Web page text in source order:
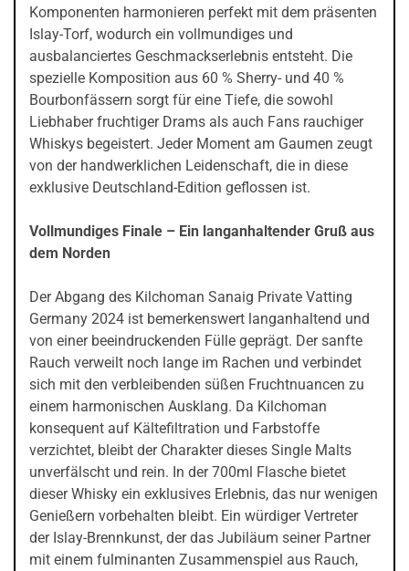
Komponenten harmonieren perfekt mit dem präsenten
Islay-Torf, wodurch ein vollmundiges und
ausbalanciertes Geschmackserlebnis entsteht. Die
spezielle Komposition aus 60 % Sherry- und 40 %
Bourbonfässern sorgt für eine Tiefe, die sowohl
Liebhaber fruchtiger Drams als auch Fans rauchiger
Whiskys begeistert. Jeder Moment am Gaumen zeugt
von der handwerklichen Leidenschaft, die in diese
exklusive Deutschland-Edition geflossen ist.
Vollmundiges Finale – Ein langanhaltender Gruß aus
dem Norden
Der Abgang des Kilchoman Sanaig Private Vatting
Germany 2024 ist bemerkenswert langanhaltend und
von einer beeindruckenden Fülle geprägt. Der sanfte
Rauch verweilt noch lange im Rachen und verbindet
sich mit den verbleibenden süßen Fruchtnuancen zu
einem harmonischen Ausklang. Da Kilchoman
konsequent auf Kältefiltration und Farbstoffe
verzichtet, bleibt der Charakter dieses Single Malts
unverfälscht und rein. In der 700ml Flasche bietet
dieser Whisky ein exklusives Erlebnis, das nur wenigen
Genießern vorbehalten bleibt. Ein würdiger Vertreter
der Islay-Brennkunst, der das Jubiläum seiner Partner
mit einem fulminanten Zusammenspiel aus Rauch,